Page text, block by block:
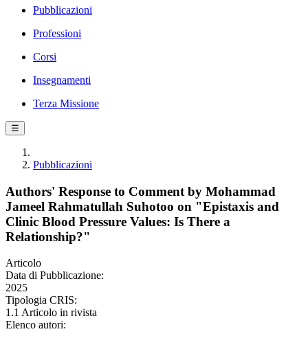
Pubblicazioni
Professioni
Corsi
Insegnamenti
Terza Missione
☰
Pubblicazioni
Authors' Response to Comment by Mohammad
Jameel Rahmatullah Suhotoo on "Epistaxis and
Clinic Blood Pressure Values: Is There a
Relationship?"
Articolo
Data di Pubblicazione:
2025
Tipologia CRIS:
1.1 Articolo in rivista
Elenco autori: